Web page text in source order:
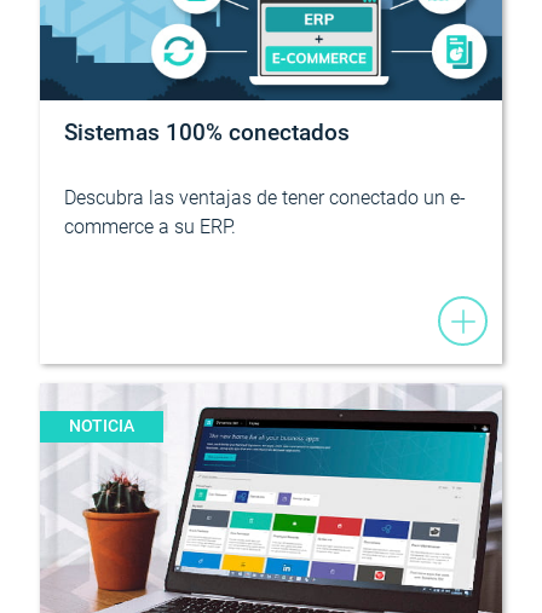
Sistemas 100% conectados
Descubra las ventajas de tener conectado un e-
commerce a su ERP.
NOTICIA